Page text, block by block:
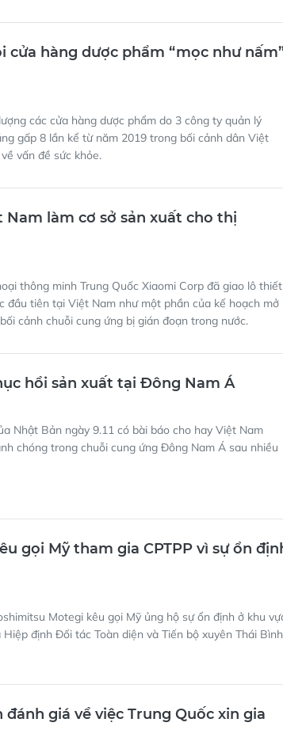
cửa hàng dược phẩm “mọc như
các cửa hàng dược phẩm do 3 công ty quản lý
gấp 8 lần kể từ năm 2019 trong bối cảnh dân Việt
vấn đề sức khỏe.
làm cơ sở sản xuất cho thị
thông minh Trung Quốc Xiaomi Corp đã giao lô thiết
đầu tiên tại Việt Nam như một phần của kế hoạch mở
cảnh chuỗi cung ứng bị gián đoạn trong nước.
hồi sản xuất tại Đông Nam Á
Nhật Bản ngày 9.11 có bài báo cho hay Việt Nam
chóng trong chuỗi cung ứng Đông Nam Á sau nhiều
gọi Mỹ tham gia CPTPP vì sự ổn
Motegi kêu gọi Mỹ ủng hộ sự ổn định ở khu
định Đối tác Toàn diện và Tiến bộ xuyên Thái Bình
giá về việc Trung Quốc xin gia